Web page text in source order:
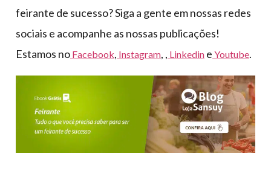
feirante de sucesso? Siga a gente em nossas redes
sociais e acompanhe as nossas publicações!
Estamos no Facebook, Instagram, , Linkedin e Youtube.